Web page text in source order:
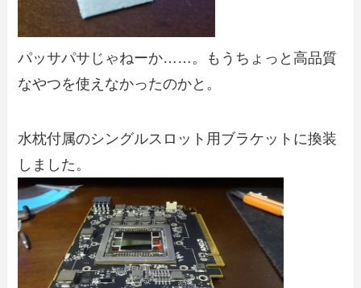
パッサパサじゃねーか……。もうちょっと高品質
なやつを使えなかったのかと。
水枕付属のシングルスロット用ブラケットに換装
しました。